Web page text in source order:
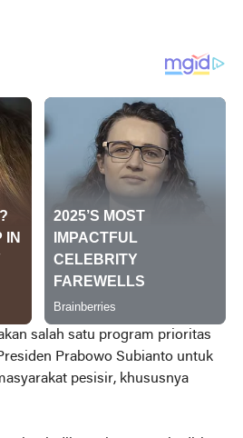
salah satu program prioritas
Prabowo Subianto untuk
pesisir, khususnya